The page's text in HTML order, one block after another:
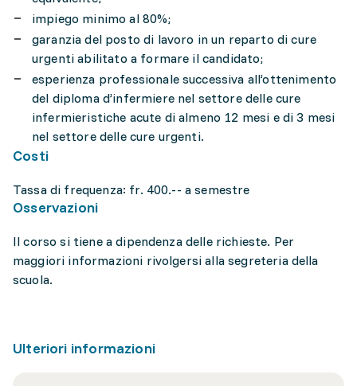
impiego minimo al 80%;
garanzia del posto di lavoro in un reparto di cure
urgenti abilitato a formare il candidato;
esperienza professionale successiva all’ottenimento
del diploma d’infermiere nel settore delle cure
infermieristiche acute di almeno 12 mesi e di 3 mesi
nel settore delle cure urgenti.
Costi
Tassa di frequenza: fr. 400.-- a semestre
Osservazioni
Il corso si tiene a dipendenza delle richieste. Per
maggiori informazioni rivolgersi alla segreteria della
scuola.
Ulteriori informazioni